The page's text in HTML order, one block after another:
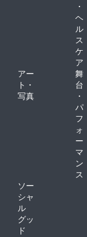
・
ヘ
ル
ス
ケ
ア
アー
ト・
写真
舞
台
・
パ
フ
ォ
ー
マ
ン
ス
ソー
シャ
ル
グッ
ド